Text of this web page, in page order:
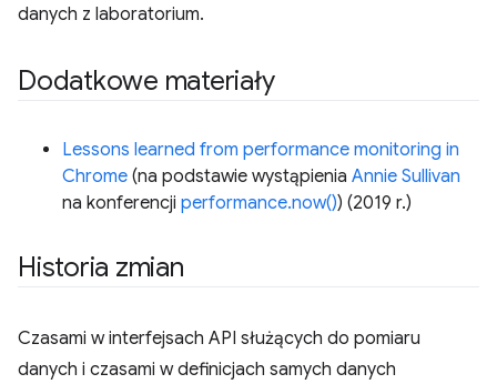
danych z laboratorium.
Dodatkowe materiały
Lessons learned from performance monitoring in
Chrome (na podstawie wystąpienia Annie Sullivan
na konferencji performance.now()) (2019 r.)
Historia zmian
Czasami w interfejsach API służących do pomiaru
danych i czasami w definicjach samych danych